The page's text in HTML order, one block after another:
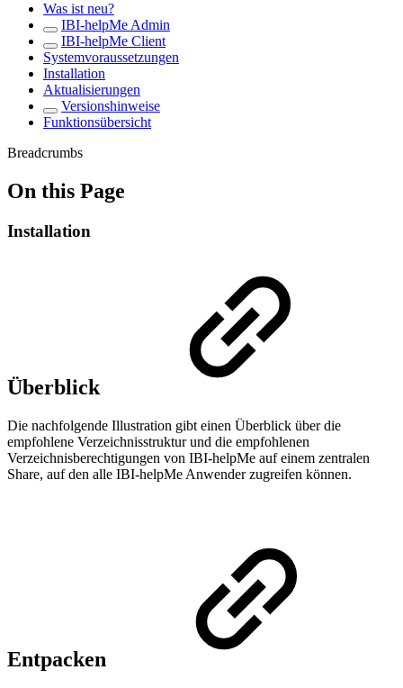
Was ist neu?
IBI-helpMe Admin
IBI-helpMe Client
Systemvoraussetzungen
Installation
Aktualisierungen
Versionshinweise
Funktionsübersicht
Breadcrumbs
On this Page
Installation
Überblick
Die nachfolgende Illustration gibt einen Überblick über die
empfohlene Verzeichnisstruktur und die empfohlenen
Verzeichnisberechtigungen von IBI-helpMe auf einem zentralen
Share, auf den alle IBI-helpMe Anwender zugreifen können.
Entpacken